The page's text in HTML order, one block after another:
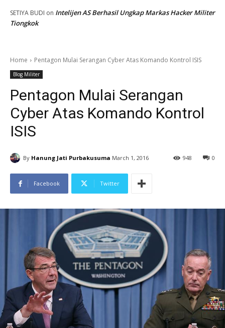
SETIYA BUDI on Intelijen AS Berhasil Ungkap Markas Hacker Militer
Tiongkok